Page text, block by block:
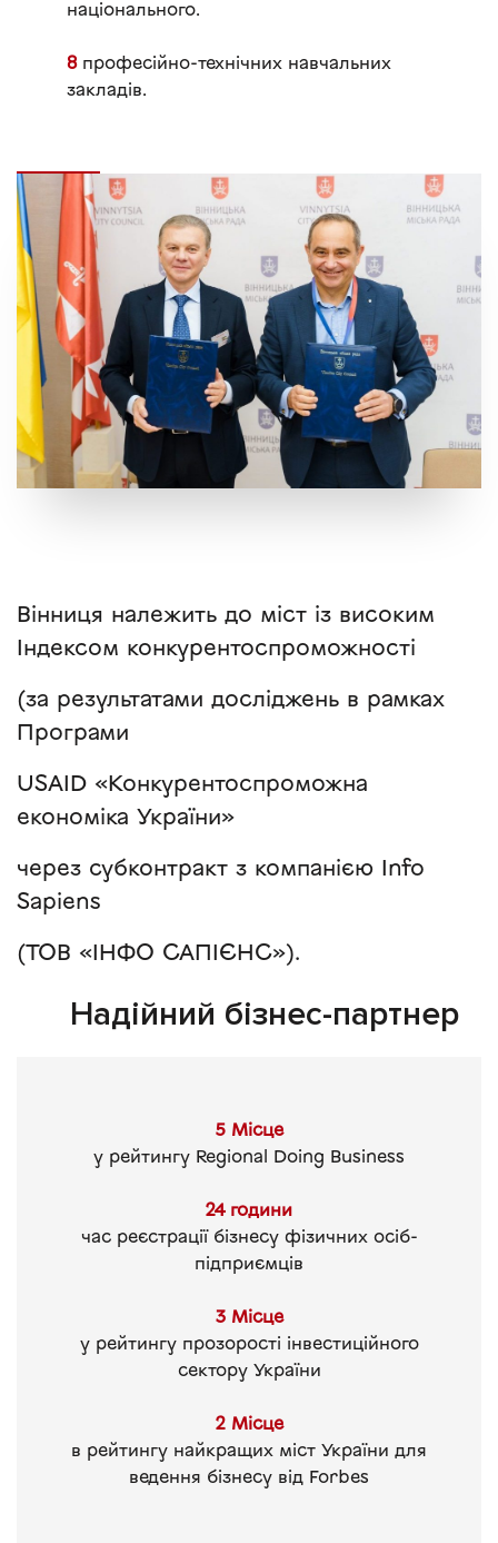
національного.
8професійно-технічних навчальних
закладів.
Вінниця належить до міст із високим
Індексом конкурентоспроможності
(за результатами досліджень в рамках
Програми
USAID «Конкурентоспроможна
економіка України»
через субконтракт з компанією Info
Sapiens
(ТОВ «ІНФО САПІЄНС»).
Надійний бізнес-партнер
5 Місце
у рейтингу Regional Doing Business
24 години
час реєстрації бізнесу фізичних осіб-
підприємців
3 Місце
у рейтингу прозорості інвестиційного
сектору України
2 Місце
в рейтингу найкращих міст України для
ведення бізнесу від Forbes